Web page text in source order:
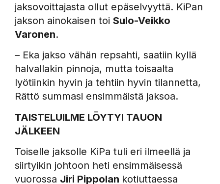
jaksovoittajasta ollut epäselvyyttä. KiPan
jakson ainokaisen toi Sulo-Veikko
Varonen.
– Eka jakso vähän repsahti, saatiin kyllä
halvallakin pinnoja, mutta toisaalta
lyötiinkin hyvin ja tehtiin hyvin tilannetta,
Rättö summasi ensimmäistä jaksoa.
TAISTELUILME LÖYTYI TAUON
JÄLKEEN
Toiselle jaksolle KiPa tuli eri ilmeellä ja
siirtyikin johtoon heti ensimmäisessä
vuorossa Jiri Pippolan kotiuttaessa